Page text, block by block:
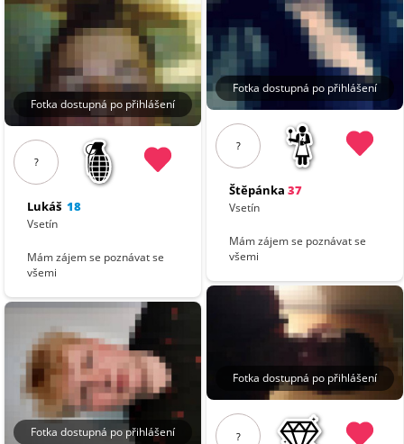
Fotka dostupná po přihlášení
?
Lukáš 18
Vsetín
Mám zájem se poznávat se
všemi
Fotka dostupná po přihlášení
Fotka dostupná po přihlášení
?
Štěpánka 37
Vsetín
Mám zájem se poznávat se
všemi
Fotka dostupná po přihlášení
?